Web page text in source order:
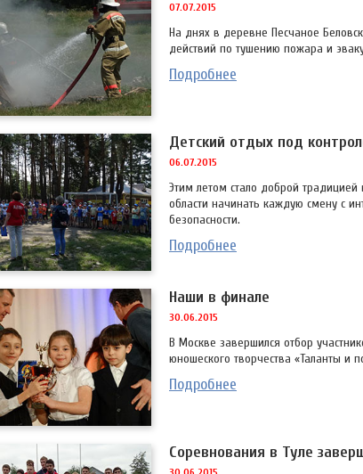
07.07.2015
На днях в деревне Песчаное
действий по тушению пожара и
Подробнее
Детский отдых под
06.07.2015
Этим летом стало доброй традицией
области начинать каждую смену с
безопасности.
Подробнее
Наши в финале
30.06.2015
В Москве завершился отбор
юношеского творчества «Таланты и
Подробнее
Соревнования в Туле